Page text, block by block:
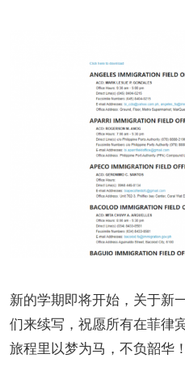
新的学期即将开始，关于新
们来续写，祝愿所有在菲律
旅程里以梦为马，不负韶华！